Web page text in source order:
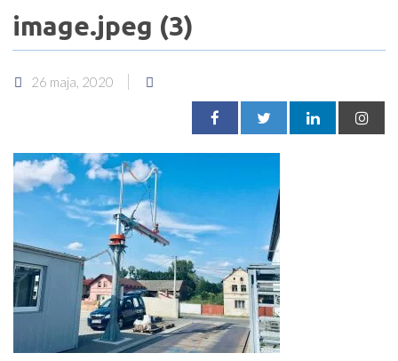
image.jpeg (3)
26 maja, 2020